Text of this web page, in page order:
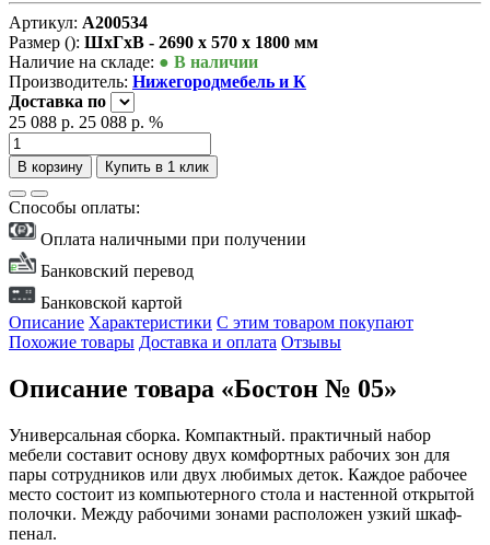
Артикул: А200534
Размер (): ШxГxВ - 2690 x 570 x 1800 мм
Наличие на складе: ● В наличии
Производитель: Нижегородмебель и К
Доставка по
25 088 р. 25 088 р. %
В корзину Купить в 1 клик
Способы оплаты:
Оплата наличными при получении
Банковский перевод
Банковской картой
Описание Характеристики С этим товаром покупают
Похожие товары Доставка и оплата Отзывы
Описание товара «Бостон № 05»
Универсальная сборка. Компактный. практичный набор
мебели составит основу двух комфортных рабочих зон для
пары сотрудников или двух любимых деток. Каждое рабочее
место состоит из компьютерного стола и настенной открытой
полочки. Между рабочими зонами расположен узкий шкаф-
пенал.